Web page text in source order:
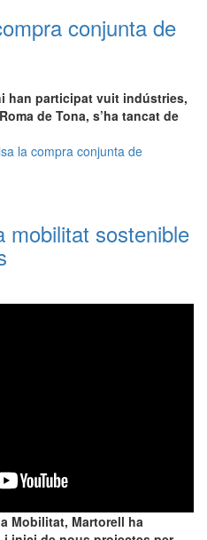
conjunta de
han participat vuit indústries,
de Tona, s’ha tancat de
la compra conjunta de
mobilitat sostenible
Mobilitat, Martorell ha